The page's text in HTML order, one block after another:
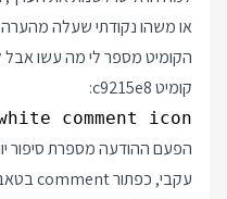
או משהו נקודתי שעלה
הקומיט מספר לי מה עשו
קומיט c9215e8:
comment icon
הפעם ההודעה מספרת סיפור